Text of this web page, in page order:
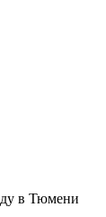
в Тюмени